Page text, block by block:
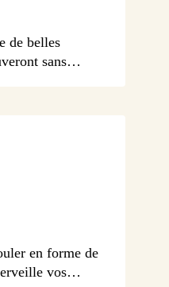
de belles
sans
en forme de
vos